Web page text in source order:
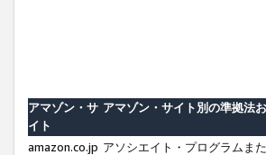
アマゾン・サ
イト
アマゾン・サイト別の準拠法
amazon.co.jp アソシエイト・プログラムま